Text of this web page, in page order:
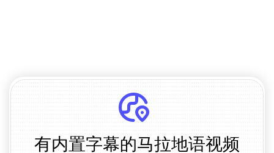
有内置字幕的马拉地语视频